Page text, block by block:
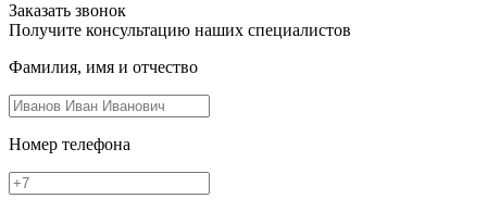
Заказать звонок
Получите консультацию наших специалистов
Фамилия, имя и отчество
Номер телефона